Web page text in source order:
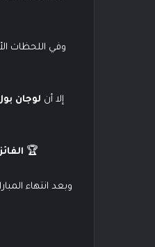
وفي اللحظات
إلا أن لوجان
🏆
وبعد انتهاء